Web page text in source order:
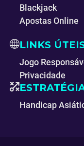
Blackjack
Apostas Online
LINKS
Jogo
Privacidade
Handicap